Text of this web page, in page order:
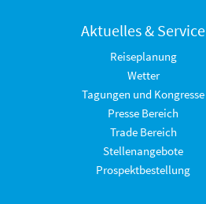
Aktuelles & Service
Reiseplanung
Wetter
Tagungen und Kongresse
Presse Bereich
Trade Bereich
Stellenangebote
Prospektbestellung